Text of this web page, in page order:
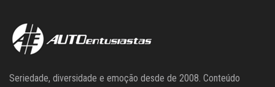
Seriedade, diversidade e emoção desde de 2008. Conteúdo